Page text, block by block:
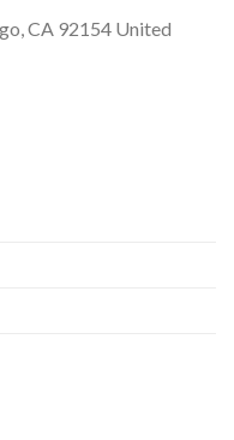
CA 92154 United